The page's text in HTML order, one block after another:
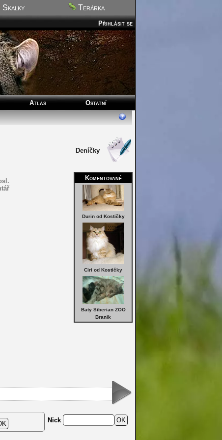
Skalky Terárka
Přihlásit se
Atlas
Ostatní
Deníčky
Komentované
Durin od Kostičky
Ciri od Kostičky
Baty Siberian ZOO
Braník
Nick